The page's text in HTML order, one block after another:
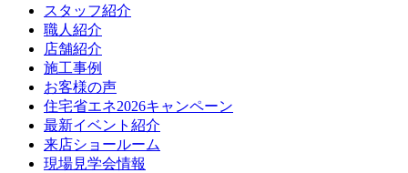
スタッフ紹介
職人紹介
店舗紹介
施工事例
お客様の声
住宅省エネ2026キャンペーン
最新イベント紹介
来店ショールーム
現場見学会情報